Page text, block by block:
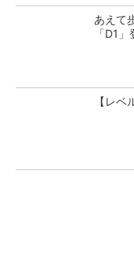
あえて
「D1
【レ